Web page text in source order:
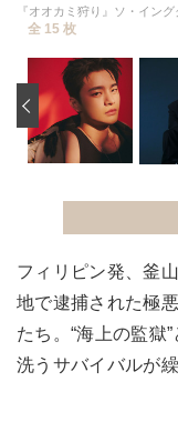
『オオカミ狩り』ソ・イン
全 15 枚
‹
フィリピン発、釜
地で逮捕された極
たち。“海上の監獄
洗うサバイバルが